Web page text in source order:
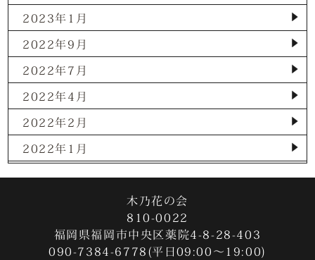
2023年1月
2022年9月
2022年7月
2022年4月
2022年2月
2022年1月
2021年12月
2021年10月
2021年9月
木乃花の会
810-0022
福岡県福岡市中央区薬院4-8-28-403
090-7384-6778(平日09:00～19:00)